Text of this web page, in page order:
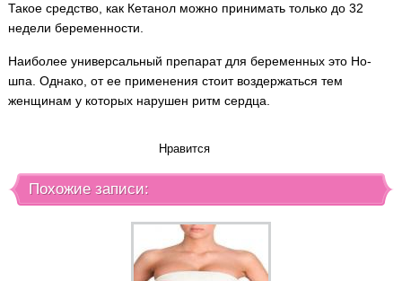
Такое средство, как Кетанол можно принимать только до 32
недели беременности.
Наиболее универсальный препарат для беременных это Но-
шпа. Однако, от ее применения стоит воздержаться тем
женщинам у которых нарушен ритм сердца.
Нравится
Похожие записи: